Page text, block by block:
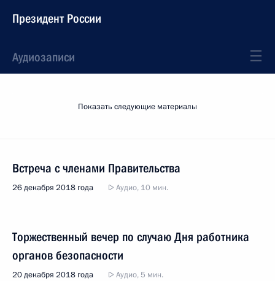
Президент России
Аудиозаписи
Показать следующие материалы
Встреча с членами Правительства
26 декабря 2018 года Аудио, 10 мин.
Торжественный вечер по случаю Дня работника
органов безопасности
20 декабря 2018 года Аудио, 5 мин.